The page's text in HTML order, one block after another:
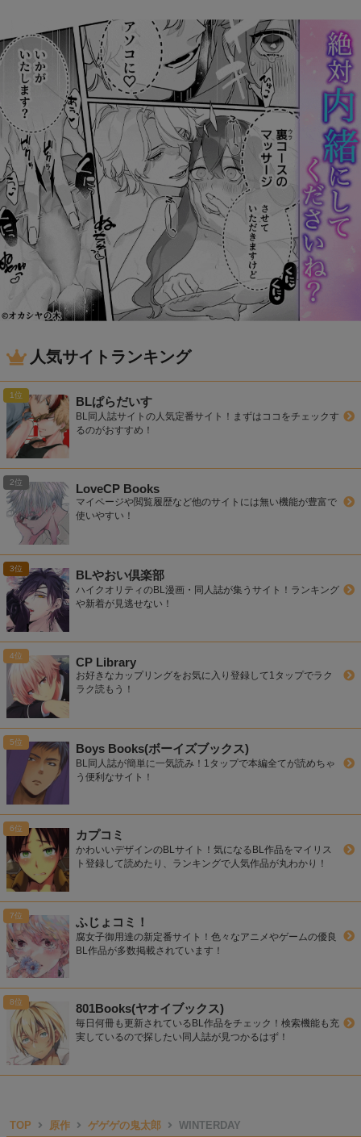
人気サイトランキング
BLぱらだいす
BL同人誌サイトの人気定番サイト！まずはココをチェックす
るのがおすすめ！
LoveCP Books
マイページや閲覧履歴など他のサイトには無い機能が豊富で
使いやすい！
BLやおい倶楽部
ハイクオリティのBL漫画・同人誌が集うサイト！ランキング
や新着が見逃せない！
CP Library
お好きなカップリングをお気に入り登録して1タップでラク
ラク読もう！
Boys Books(ボーイズブックス)
BL同人誌が簡単に一気読み！1タップで本編全てが読めちゃ
う便利なサイト！
カプコミ
かわいいデザインのBLサイト！気になるBL作品をマイリス
ト登録して読めたり、ランキングで人気作品が丸わかり！
ふじょコミ！
腐女子御用達の新定番サイト！色々なアニメやゲームの優良
BL作品が多数掲載されています！
801Books(ヤオイブックス)
毎日何冊も更新されているBL作品をチェック！検索機能も充
実しているので探したい同人誌が見つかるはず！
TOP 原作 ゲゲゲの鬼太郎 WINTERDAY